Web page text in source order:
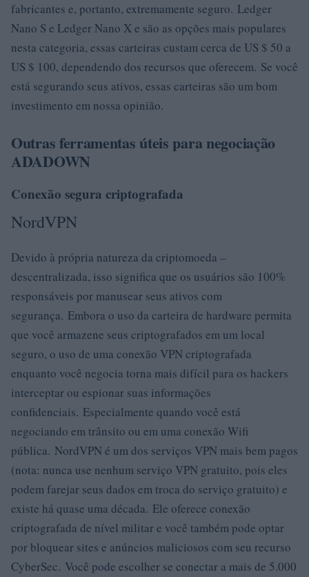
fabricantes e, portanto, extremamente seguro. Ledger
Nano S e Ledger Nano X e são as opções mais populares
nesta categoria, essas carteiras custam cerca de US $ 50 a
US $ 100, dependendo dos recursos que oferecem. Se você
está segurando seus ativos, essas carteiras são um bom
investimento em nossa opinião.
Outras ferramentas úteis para negociação
ADADOWN
Conexão segura criptografada
NordVPN
Devido à própria natureza da criptomoeda –
descentralizada, isso significa que os usuários são 100%
responsáveis ​​por manusear seus ativos com
segurança. Embora o uso da carteira de hardware permita
que você armazene seus criptografados em um local
seguro, o uso de uma conexão VPN criptografada
enquanto você negocia torna mais difícil para os hackers
interceptar ou espionar suas informações
confidenciais. Especialmente quando você está
negociando em trânsito ou em uma conexão Wifi
pública. NordVPN é um dos serviços VPN mais bem pagos
(nota: nunca use nenhum serviço VPN gratuito, pois eles
podem farejar seus dados em troca do serviço gratuito) e
existe há quase uma década. Ele oferece conexão
criptografada de nível militar e você também pode optar
por bloquear sites e anúncios maliciosos com seu recurso
CyberSec. Você pode escolher se conectar a mais de 5.000